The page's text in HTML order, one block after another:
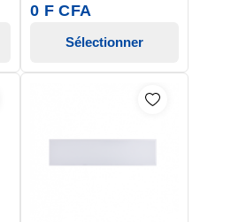
0 F CFA
Sélectionner